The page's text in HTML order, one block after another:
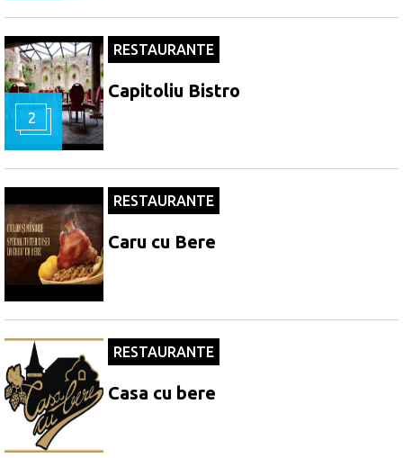
2
RESTAURANTE
Capitoliu Bistro
RESTAURANTE
Caru cu Bere
RESTAURANTE
Casa cu bere